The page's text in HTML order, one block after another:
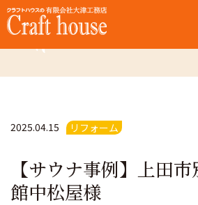
2025.04.15 リフォーム
【サウナ事例】上田
館中松屋様